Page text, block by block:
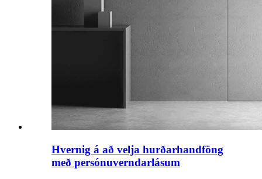
Hvernig á að velja hurðarhandföng
með persónuverndarlásum